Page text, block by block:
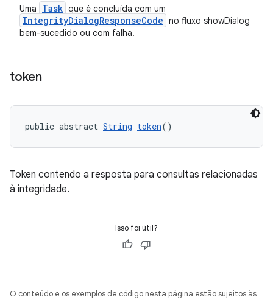
Uma Task que é concluída com um
IntegrityDialogResponseCode no fluxo showDialog
bem-sucedido ou com falha.
token
public abstract String token()
Token contendo a resposta para consultas relacionadas
à integridade.
Isso foi útil?
O conteúdo e os exemplos de código nesta página estão sujeitos às